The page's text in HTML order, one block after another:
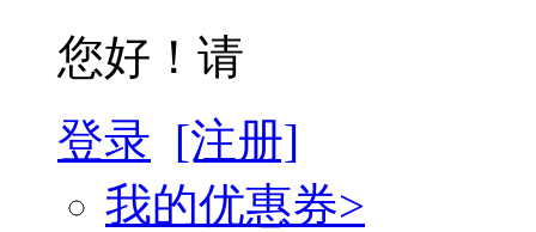
您好！请
登录 [注册]
我的优惠券>